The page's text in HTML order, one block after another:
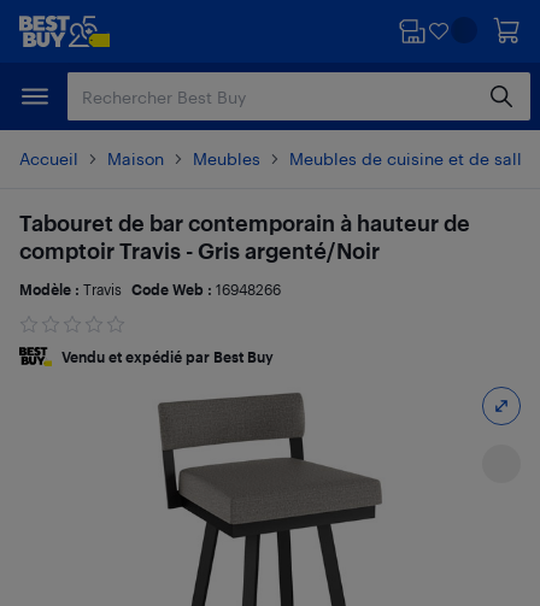
Passer
principal
Passer
Accueil Maison Meubles Meubles de cuisine et de salle
Tabouret de bar contemporain à hauteur de
comptoir Travis - Gris argenté/Noir
Modèle : Travis Code Web : 16948266
Vendu et expédié par Best Buy